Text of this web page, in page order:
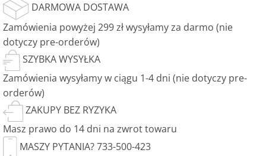
DARMOWA DOSTAWA
Zamówienia powyżej 299 zł wysyłamy za darmo (nie
dotyczy pre-orderów)
SZYBKA WYSYŁKA
Zamówienia wysyłamy w ciągu 1-4 dni (nie dotyczy pre-
orderów)
ZAKUPY BEZ RYZYKA
Masz prawo do 14 dni na zwrot towaru
MASZY PYTANIA? 733-500-423